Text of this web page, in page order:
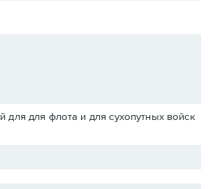
для флота и для сухопутных войск